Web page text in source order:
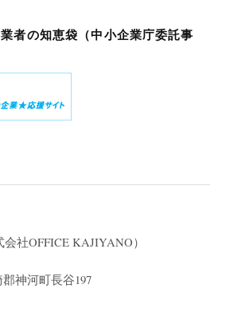
者の知恵袋（中小企業庁委託事
会社OFFICE KAJIYANO）
郡神河町長谷197